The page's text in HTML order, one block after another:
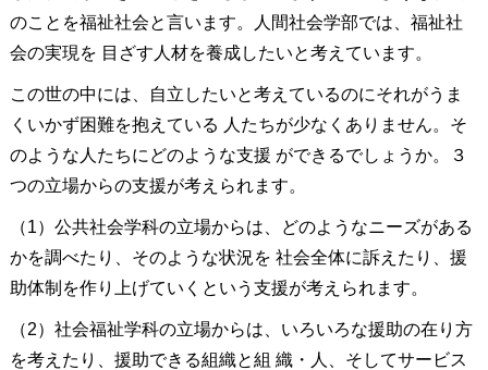
のことを福祉社会と言います。人間社会学部では、福祉社
会の実現を 目ざす人材を養成したいと考えています。
この世の中には、自立したいと考えているのにそれがうま
くいかず困難を抱えている 人たちが少なくありません。そ
のような人たちにどのような支援 ができるでしょうか。３
つの立場からの支援が考えられます。
（1）公共社会学科の立場からは、どのようなニーズがある
かを調べたり、そのような状況を 社会全体に訴えたり、援
助体制を作り上げていくという支援が考えられます。
（2）社会福祉学科の立場からは、いろいろな援助の在り方
を考えたり、援助できる組織と組 織・人、そしてサービス